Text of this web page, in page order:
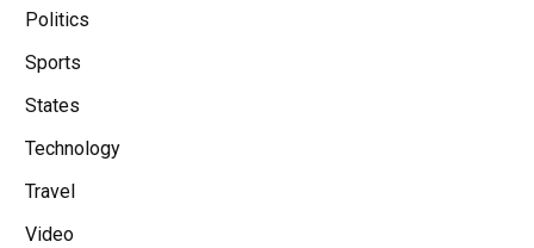
Politics
Sports
States
Technology
Travel
Video